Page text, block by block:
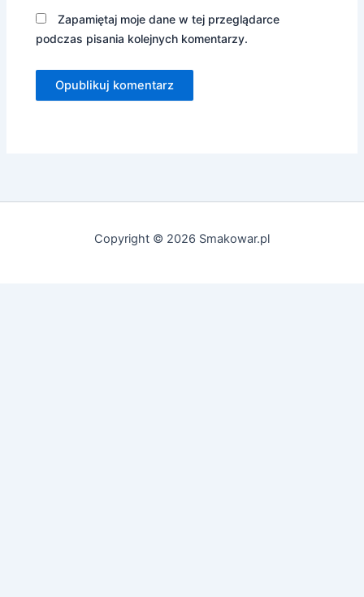
Zapamiętaj moje dane w tej przeglądarce
podczas pisania kolejnych komentarzy.
Copyright © 2026 Smakowar.pl